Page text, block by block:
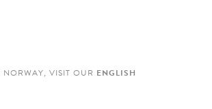
VISIT OUR ENGLISH